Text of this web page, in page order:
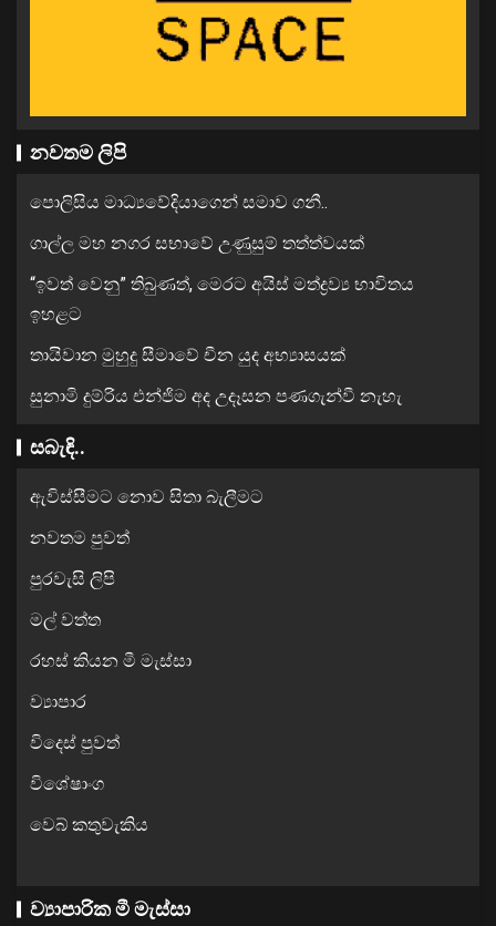
නවතම ලිපි
පොලිසිය මාධ්‍යවේදියාගෙන් සමාව ගනී..
ගාල්ල මහ නගර සභාවේ උණුසුම් තත්ත්වයක්
“ඉවත් වෙනු” තිබුණත්, මෙරට අයිස් මත්ද්‍රව්‍ය භාවිතය
ඉහළට
තායිවාන මුහුදු සීමාවේ චීන යුද අභ්‍යාසයක්
සුනාමි දුම්රිය එන්ජිම අද උදෑසන පණගැන්වී නැහැ
සබැඳි..
ඇවිස්සීමට නොව සිතා බැලීමට
නවතම පුවත්
පුරවැසි ලිපි
මල් වත්ත
රහස් කියන මී මැස්සා
ව්‍යාපාර
විදෙස් පුවත්
විශේෂාංග
වෙබ් කතුවැකිය
ව්‍යාපාරික මී මැස්සා